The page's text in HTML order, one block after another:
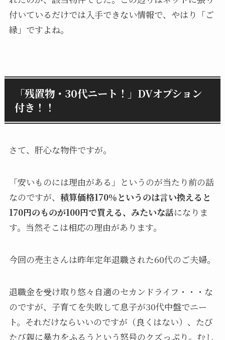
付いているだけでは入手できない情報で、やはり「ご
縁」ですよね。
「残置物・30代ニート！」DVオプション
付き！！
さて、肝心な物件ですが。
「安いものには理由がある」というのが当たり前の話
なのですが、 積算価格170％というのは言い換えると
170円のものが100円で買える、みたいな話になりま
す。当然そこは相応の理由があります。
今回の売主さんは昨年定年退職された60代のご夫婦。
退職金を受け取り悠々自適のセカンドライフ・・・な
のですが、子育てを失敗して息子が30代中盤でニー
ト。それだけならいいのですが（良くはない）、たび
たび親に暴力をふるうという怒号のクズっぷり。むし